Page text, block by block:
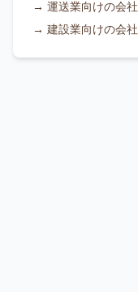
→ 運送業向けの会社
→ 建設業向けの会社